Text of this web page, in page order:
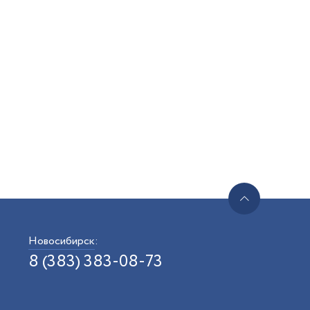
Новосибирск:
8 (383) 383-08-73